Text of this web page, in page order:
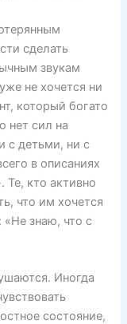
сделать
звукам
не хочется ни
который богато
нет сил на
с детьми, ни с
в описаниях
Те, кто активно
что им хочется
«Не знаю, что с
Иногда
состояние,